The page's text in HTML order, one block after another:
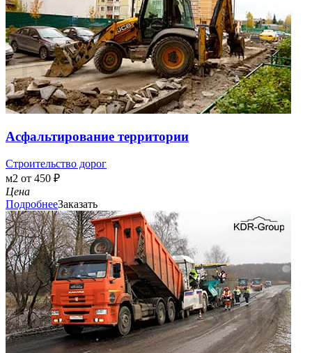
Асфальтирование территории
Строительство дорог
м2 от 450 ₽
Цена
ПодробнееЗаказать